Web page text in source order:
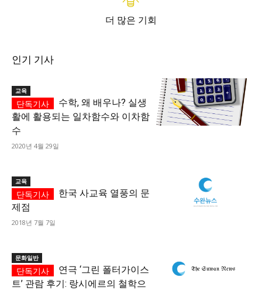
더 많은 기회
인기 기사
교육
수학, 왜 배우나? 실생
활에 활용되는 일차함수와 이차함
수
2020년 4월 29일
교육
한국 사교육 열풍의 문
제점
2018년 7월 7일
문화일반
연극 ‘그린 폴터가이스
트’ 관람 후기: 랑시에르의 철학으